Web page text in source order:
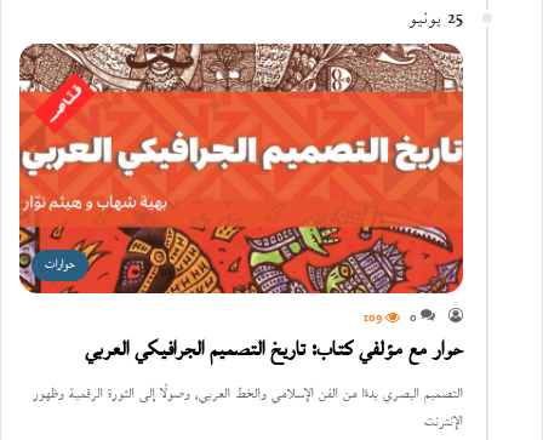
25 يونيو
حوارات
0
109
حوار مع مؤلفي كتاب: تاريخ التصميم الجرافيكي العربي
التصميم البصري بدءًا من الفن الإسلامي والخط العربي، وصولًا إلى الثورة الرقمية وظهور
الإنترنت